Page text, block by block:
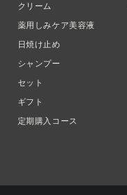
クリーム
薬用しみケア美容液
日焼け止め
シャンプー
セット
ギフト
定期購入コース